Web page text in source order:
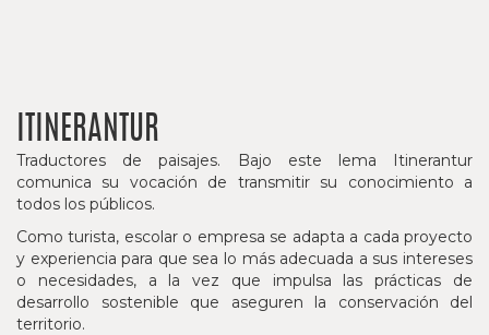
ITINERANTUR
Traductores de paisajes. Bajo este lema Itinerantur
comunica su vocación de transmitir su conocimiento a
todos los públicos.
Como turista, escolar o empresa se adapta a cada proyecto
y experiencia para que sea lo más adecuada a sus intereses
o necesidades, a la vez que impulsa las prácticas de
desarrollo sostenible que aseguren la conservación del
territorio.